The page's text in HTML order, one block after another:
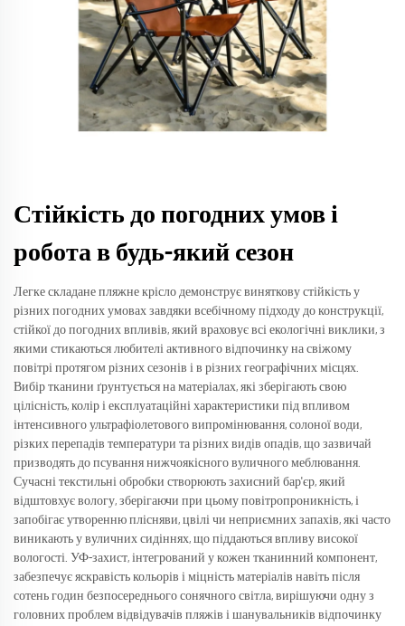
Стійкість до погодних умов і
робота в будь-який сезон
Легке складане пляжне крісло демонструє виняткову стійкість у
різних погодних умовах завдяки всебічному підходу до конструкції,
стійкої до погодних впливів, який враховує всі екологічні виклики, з
якими стикаються любителі активного відпочинку на свіжому
повітрі протягом різних сезонів і в різних географічних місцях.
Вибір тканини ґрунтується на матеріалах, які зберігають свою
цілісність, колір і експлуатаційні характеристики під впливом
інтенсивного ультрафіолетового випромінювання, солоної води,
різких перепадів температури та різних видів опадів, що зазвичай
призводять до псування нижчоякісного вуличного меблювання.
Сучасні текстильні обробки створюють захисний бар'єр, який
відштовхує вологу, зберігаючи при цьому повітропроникність, і
запобігає утворенню плісняви, цвілі чи неприємних запахів, які часто
виникають у вуличних сидіннях, що піддаються впливу високої
вологості. УФ-захист, інтегрований у кожен тканинний компонент,
забезпечує яскравість кольорів і міцність матеріалів навіть після
сотень годин безпосереднього сонячного світла, вирішуючи одну з
головних проблем відвідувачів пляжів і шанувальників відпочинку